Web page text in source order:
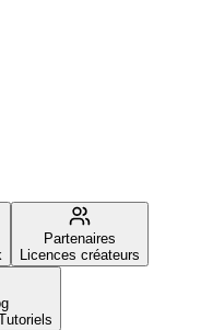
Partenaires
Licences créateurs